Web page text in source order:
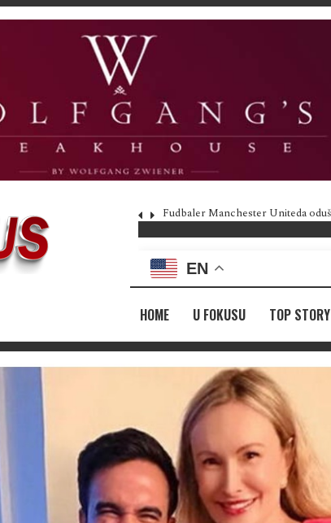
Fudbaler Manchester Uniteda
EN
HOME U FOKUSU TOP STORY